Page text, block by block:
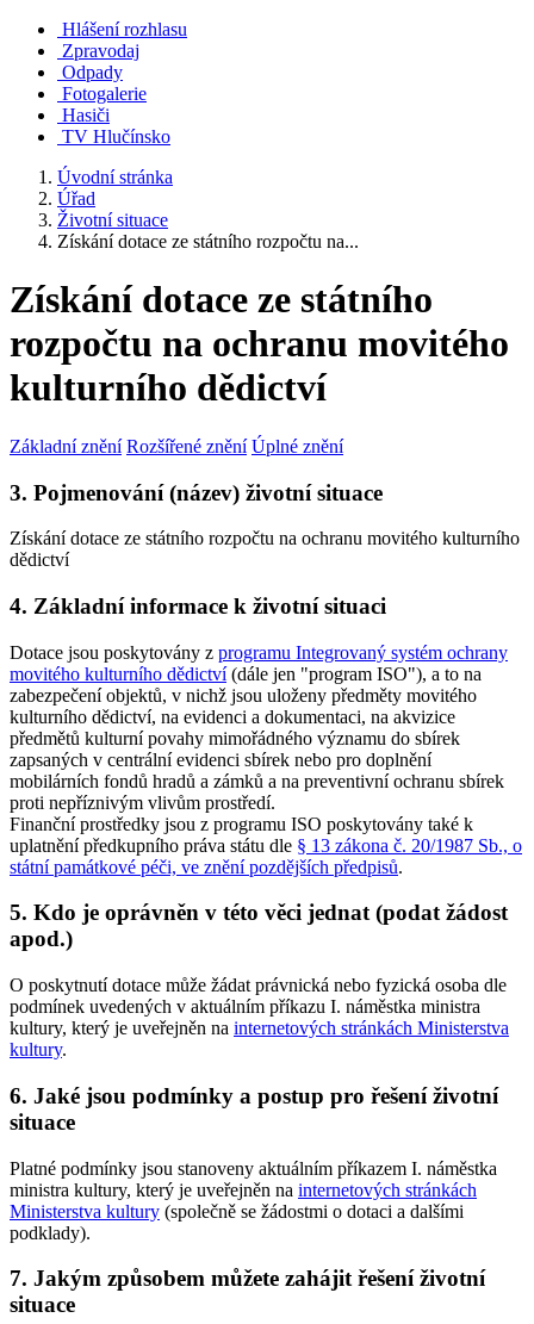
Hlášení rozhlasu
Zpravodaj
Odpady
Fotogalerie
Hasiči
TV Hlučínsko
Úvodní stránka
Úřad
Životní situace
Získání dotace ze státního rozpočtu na...
Získání dotace ze státního
rozpočtu na ochranu movitého
kulturního dědictví
Základní znění Rozšířené znění Úplné znění
3. Pojmenování (název) životní situace
Získání dotace ze státního rozpočtu na ochranu movitého kulturního
dědictví
4. Základní informace k životní situaci
Dotace jsou poskytovány z programu Integrovaný systém ochrany
movitého kulturního dědictví(dále jen "program ISO"), a to na
zabezpečení objektů, v nichž jsou uloženy předměty movitého
kulturního dědictví, na evidenci a dokumentaci, na akvizice
předmětů kulturní povahy mimořádného významu do sbírek
zapsaných v centrální evidenci sbírek nebo pro doplnění
mobilárních fondů hradů a zámků a na preventivní ochranu sbírek
proti nepříznivým vlivům prostředí.
Finanční prostředky jsou z programu ISO poskytovány také k
uplatnění předkupního práva státu dle § 13 zákona č. 20/1987 Sb., o
státní památkové péči, ve znění pozdějších předpisů.
5. Kdo je oprávněn v této věci jednat (podat žádost
apod.)
O poskytnutí dotace může žádat právnická nebo fyzická osoba dle
podmínek uvedených v aktuálním příkazu I. náměstka ministra
kultury, který je uveřejněn na internetových stránkách Ministerstva
kultury.
6. Jaké jsou podmínky a postup pro řešení životní
situace
Platné podmínky jsou stanoveny aktuálním příkazem I. náměstka
ministra kultury, který je uveřejněn na internetových stránkách
Ministerstva kultury (společně se žádostmi o dotaci a dalšími
podklady).
7. Jakým způsobem můžete zahájit řešení životní
situace